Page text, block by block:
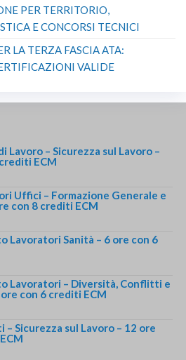
PER TERRITORIO,
E CONCORSI TECNICI
LA TERZA FASCIA ATA:
VALIDE
Lavoro – Sicurezza sul Lavoro –
ECM
Uffici – Formazione Generale e
con 8 crediti ECM
Lavoratori Sanità – 6 ore con 6
Lavoratori – Diversità, Conflitti e
con 6 crediti ECM
– Sicurezza sul Lavoro – 12 ore